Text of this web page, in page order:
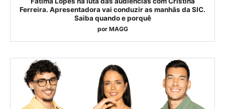
Ferreira. Apresentadora vai conduzir as manhãs da SIC.
Saiba quando e porquê
por MAGG